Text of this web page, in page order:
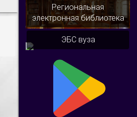
Региональная
электронная библиотека
ЭБС вуза